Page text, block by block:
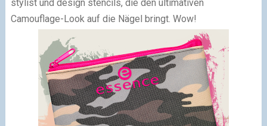
stylist und design stencils, die den ultimativen
Camouflage-Look auf die Nägel bringt. Wow!